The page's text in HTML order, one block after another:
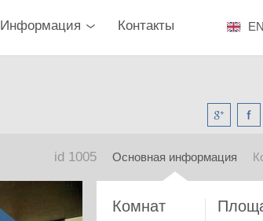
Информация Контакты EN
id 1005 Основная информация
Комнат